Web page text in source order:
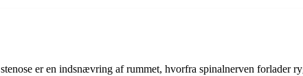
er en indsnævring af rummet, hvorfra spinalnerven forlader